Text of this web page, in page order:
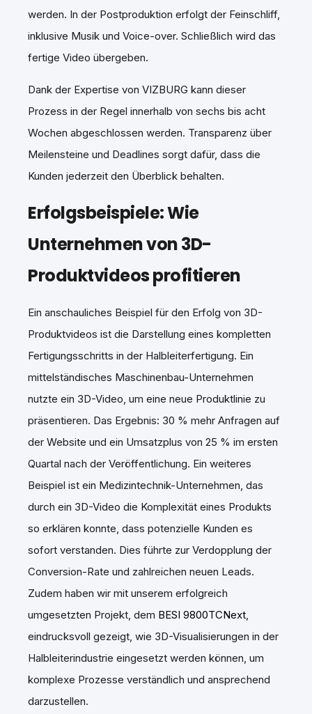
werden. In der Postproduktion erfolgt der Feinschliff,
inklusive Musik und Voice-over. Schließlich wird das
fertige Video übergeben.
Dank der Expertise von VIZBURG kann dieser
Prozess in der Regel innerhalb von sechs bis acht
Wochen abgeschlossen werden. Transparenz über
Meilensteine und Deadlines sorgt dafür, dass die
Kunden jederzeit den Überblick behalten.
Erfolgsbeispiele: Wie
Unternehmen von 3D-
Produktvideos profitieren
Ein anschauliches Beispiel für den Erfolg von 3D-
Produktvideos ist die Darstellung eines kompletten
Fertigungsschritts in der Halbleiterfertigung. Ein
mittelständisches Maschinenbau-Unternehmen
nutzte ein 3D-Video, um eine neue Produktlinie zu
präsentieren. Das Ergebnis: 30 % mehr Anfragen auf
der Website und ein Umsatzplus von 25 % im ersten
Quartal nach der Veröffentlichung. Ein weiteres
Beispiel ist ein Medizintechnik-Unternehmen, das
durch ein 3D-Video die Komplexität eines Produkts
so erklären konnte, dass potenzielle Kunden es
sofort verstanden. Dies führte zur Verdopplung der
Conversion-Rate und zahlreichen neuen Leads.
Zudem haben wir mit unserem erfolgreich
umgesetzten Projekt, dem BESI 9800TCNext
eindrucksvoll gezeigt, wie 3D-Visualisierungen in der
Halbleiterindustrie eingesetzt werden können, um
komplexe Prozesse verständlich und ansprechend
darzustellen.